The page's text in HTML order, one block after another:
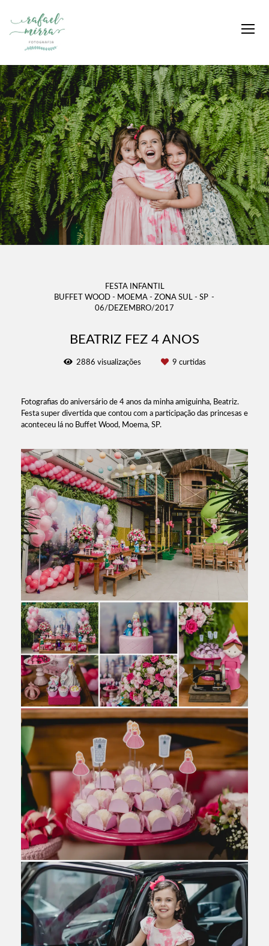
FESTA INFANTIL
BUFFET WOOD - MOEMA - ZONA SUL - SP
06/DEZEMBRO/2017
BEATRIZ FEZ 4 ANOS
2886 visualizações 9 curtidas
Fotografias do aniversário de 4 anos da minha amiguinha, Beatriz.
Festa super divertida que contou com a participação das princesas e
aconteceu lá no Buffet Wood, Moema, SP.